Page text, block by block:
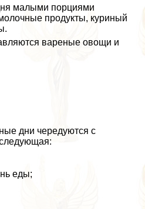
малыми порциями
продукты, куриный
вареные овощи и
дни чередуются с
еды;